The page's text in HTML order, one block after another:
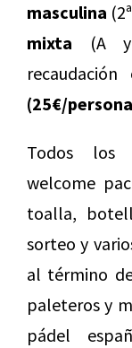
masculina
mixta (A y
(25€/
Todos los
welcome
toalla,
sorteo y
al término
paleteros y
pádel